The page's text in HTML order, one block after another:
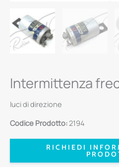
Intermittenza
luci di direzione
Codice Prodotto:2194
RICHIEDI